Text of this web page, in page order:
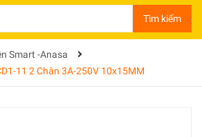
Tìm kiếm
Smart -Anasa
11 2 Chân 3A-250V 10x15MM